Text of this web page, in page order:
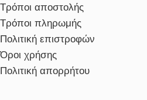
Τρόποι αποστολής
Τρόποι πληρωμής
Πολιτική επιστροφών
Όροι χρήσης
Πολιτική απορρήτου